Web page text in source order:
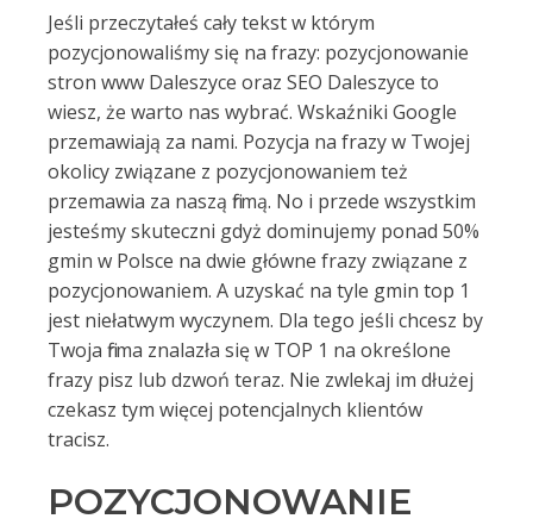
Jeśli przeczytałeś cały tekst w którym
pozycjonowaliśmy się na frazy: pozycjonowanie
stron www Daleszyce oraz SEO Daleszyce to
wiesz, że warto nas wybrać. Wskaźniki Google
przemawiają za nami. Pozycja na frazy w Twojej
okolicy związane z pozycjonowaniem też
przemawia za naszą firmą. No i przede wszystkim
jesteśmy skuteczni gdyż dominujemy ponad 50%
gmin w Polsce na dwie główne frazy związane z
pozycjonowaniem. A uzyskać na tyle gmin top 1
jest niełatwym wyczynem. Dla tego jeśli chcesz by
Twoja firma znalazła się w TOP 1 na określone
frazy pisz lub dzwoń teraz. Nie zwlekaj im dłużej
czekasz tym więcej potencjalnych klientów
tracisz.
POZYCJONOWANIE